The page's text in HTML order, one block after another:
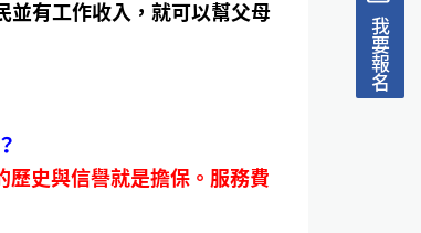
並有工作收入，就可以幫父母
歷史與信譽就是擔保。服務費
我要報名